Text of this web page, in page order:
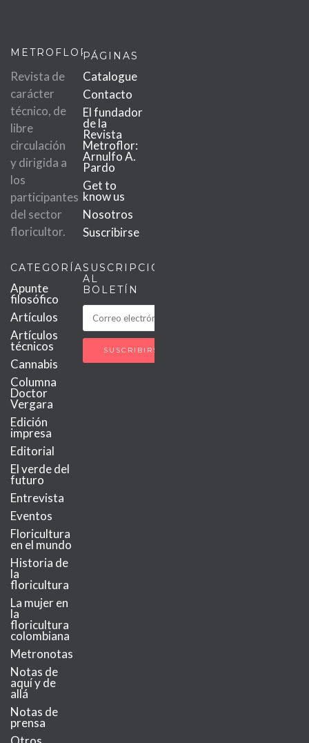
METROFLOR
Revista de
carácter
técnico, de
libre
circulación
y dirigida a
los
participantes
del sector
floricultor.
PÁGINAS
Catalogue
Contacto
El fundador
de la
Revista
Metroflor:
Arnulfo A.
Pardo
Get to
know us
Nosotros
Suscribirse
CATEGORÍAS
Apunte
filosófico
Artículos
Artículos
técnicos
Cannabis
Columna
Doctor
Vergara
Edición
impresa
Editorial
El verde del
futuro
Entrevista
Eventos
Floricultura
en el mundo
Historia de
la
floricultura
La mujer en
la
floricultura
colombiana
Metronotas
Notas de
aquí y de
allá
Notas de
prensa
SUSCRIPCIÓN
AL
BOLETÍN